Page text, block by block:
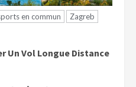
en commun Zagreb
Un Vol Longue Distance